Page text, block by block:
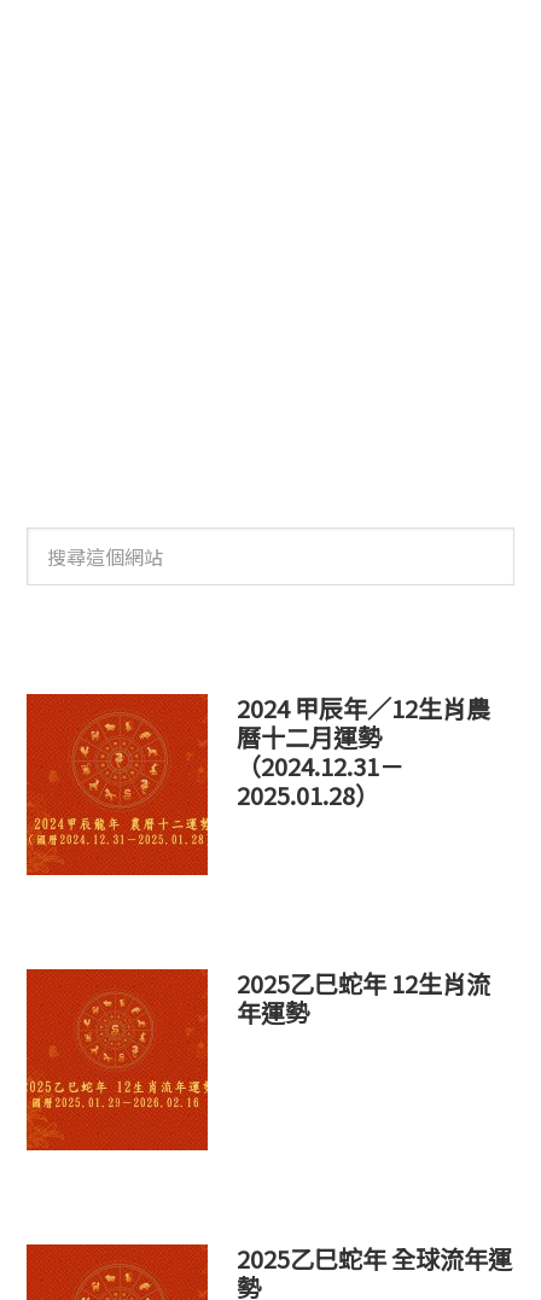
這
2024 甲辰年／12生肖農
曆十二月運勢
（2024.12.31－
2025.01.28）
2025乙巳蛇年 12生肖流
年運勢
2025乙巳蛇年 全球流年運
勢